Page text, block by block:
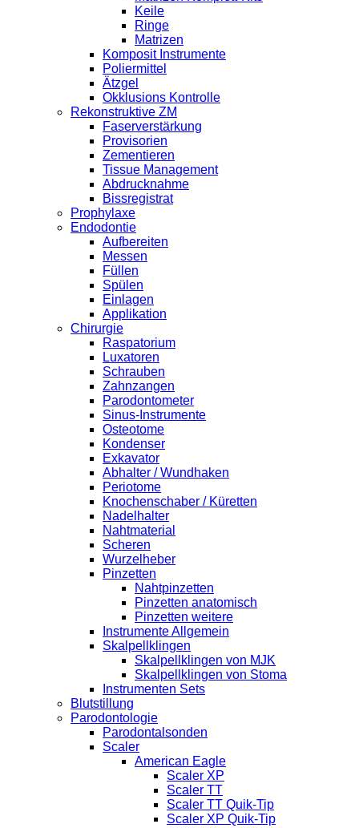
Keile
Ringe
Matrizen
Komposit Instrumente
Poliermittel
Ätzgel
Okklusions Kontrolle
Rekonstruktive ZM
Faserverstärkung
Provisorien
Zementieren
Tissue Management
Abdrucknahme
Bissregistrat
Prophylaxe
Endodontie
Aufbereiten
Messen
Füllen
Spülen
Einlagen
Applikation
Chirurgie
Raspatorium
Luxatoren
Schrauben
Zahnzangen
Parodontometer
Sinus-Instrumente
Osteotome
Kondenser
Exkavator
Abhalter / Wundhaken
Periotome
Knochenschaber / Küretten
Nadelhalter
Nahtmaterial
Scheren
Wurzelheber
Pinzetten
Nahtpinzetten
Pinzetten anatomisch
Pinzetten weitere
Instrumente Allgemein
Skalpellklingen
Skalpellklingen von MJK
Skalpellklingen von Stoma
Instrumenten Sets
Blutstillung
Parodontologie
Parodontalsonden
Scaler
American Eagle
Scaler XP
Scaler TT
Scaler TT Quik-Tip
Scaler XP Quik-Tip